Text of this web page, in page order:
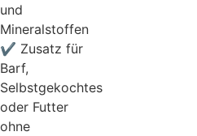
und
Mineralstoffen
✔ Zusatz für
Barf,
Selbstgekochtes
oder Futter
ohne